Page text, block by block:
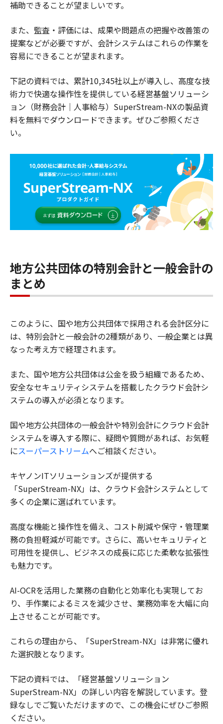
補助できることが望ましいです。
また、監査・評価には、成果や問題点の把握や改善策の
提案などが必要ですが、会計システムはこれらの作業を
容易にできることが望まれます。
下記の資料では、累計10,345社以上が導入し、高度な技
術力で快適な操作性を提供している経営基盤ソリューシ
ョン（財務会計｜人事給与）SuperStream-NXの製品資
料を無料でダウンロードできます。ぜひご参照くださ
い。
地方公共団体の特別会計と一般会計の
まとめ
このように、国や地方公共団体で採用される会計区分に
は、特別会計と一般会計の2種類があり、一般企業とは異
なった考え方で経理されます。
また、国や地方公共団体は公金を扱う組織であるため、
安全なセキュリティシステムを搭載したクラウド会計シ
ステムの導入が必須となります。
国や地方公共団体の一般会計や特別会計にクラウド会計
システムを導入する際に、疑問や質問があれば、お気軽
にスーパーストリームへご相談ください。
キヤノンITソリューションズが提供する
「SuperStream-NX」は、クラウド会計システムとして
多くの企業に選ばれています。
高度な機能と操作性を備え、コスト削減や保守・管理業
務の負担軽減が可能です。さらに、高いセキュリティと
可用性を提供し、ビジネスの成長に応じた柔軟な拡張性
も魅力です。
AI-OCRを活用した業務の自動化と効率化も実現してお
り、手作業によるミスを減少させ、業務効率を大幅に向
上させることが可能です。
これらの理由から、「SuperStream-NX」は非常に優れ
た選択肢となります。
下記の資料では、「経営基盤ソリューション
SuperStream-NX」の詳しい内容を解説しています。登
録なしでご覧いただけますので、この機会にぜひご参照
ください。